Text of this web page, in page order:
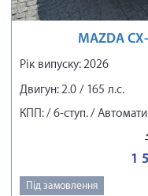
MAZDA
Рік випуску: 2026
Двигун: 2.0 / 165 л.с.
КПП: / 6-ступ. /
1
Під замовлення